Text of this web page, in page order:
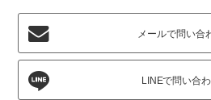
メールで問い合